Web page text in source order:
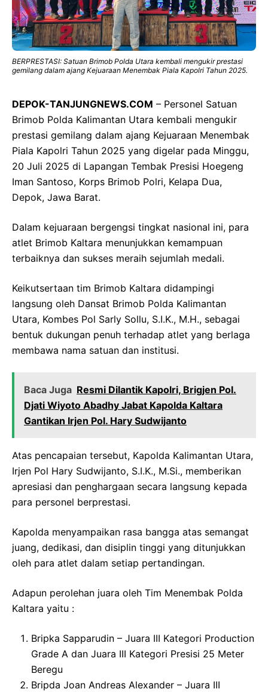
BERPRESTASI: Satuan Brimob Polda Utara kembali mengukir prestasi
gemilang dalam ajang Kejuaraan Menembak Piala Kapolri Tahun 2025.
DEPOK-TANJUNGNEWS.COM – Personel Satuan
Brimob Polda Kalimantan Utara kembali mengukir
prestasi gemilang dalam ajang Kejuaraan Menembak
Piala Kapolri Tahun 2025 yang digelar pada Minggu,
20 Juli 2025 di Lapangan Tembak Presisi Hoegeng
Iman Santoso, Korps Brimob Polri, Kelapa Dua,
Depok, Jawa Barat.
Dalam kejuaraan bergengsi tingkat nasional ini, para
atlet Brimob Kaltara menunjukkan kemampuan
terbaiknya dan sukses meraih sejumlah medali.
Keikutsertaan tim Brimob Kaltara didampingi
langsung oleh Dansat Brimob Polda Kalimantan
Utara, Kombes Pol Sarly Sollu, S.I.K., M.H., sebagai
bentuk dukungan penuh terhadap atlet yang berlaga
membawa nama satuan dan institusi.
Baca Juga Resmi Dilantik Kapolri, Brigjen Pol.
Djati Wiyoto Abadhy Jabat Kapolda Kaltara
Gantikan Irjen Pol. Hary Sudwijanto
Atas pencapaian tersebut, Kapolda Kalimantan Utara,
Irjen Pol Hary Sudwijanto, S.I.K., M.Si., memberikan
apresiasi dan penghargaan secara langsung kepada
para personel berprestasi.
Kapolda menyampaikan rasa bangga atas semangat
juang, dedikasi, dan disiplin tinggi yang ditunjukkan
oleh para atlet dalam setiap pertandingan.
Adapun perolehan juara oleh Tim Menembak Polda
Kaltara yaitu :
Bripka Sapparudin – Juara III Kategori Production
Grade A dan Juara III Kategori Presisi 25 Meter
Beregu
Bripda Joan Andreas Alexander – Juara III